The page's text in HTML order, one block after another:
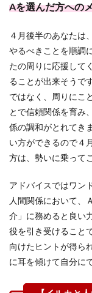
Aを選んだ方への
４月後半のあなたは
やるべきことを順調
たの周りに応援して
ることが出来そうで
ではなく、周りにこ
とで信頼関係を育み
係の調和がとれてき
い方ができるので４
方は、勢いに乗って
アドバイスではワン
人間関係において、
介」に務めると良い
役を引き受けること
向けたヒントが得ら
に耳を傾けて自分に